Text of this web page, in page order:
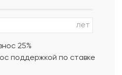
АР, КР, ИР
лет
25%
поддержкой по ставке